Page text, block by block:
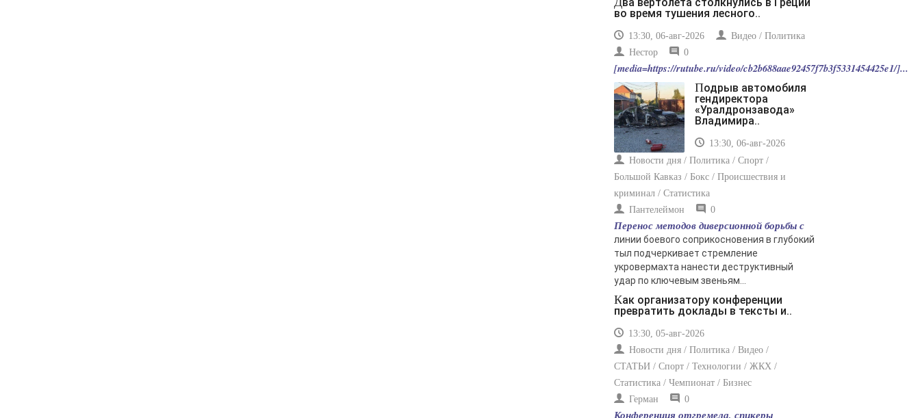
во время тушения лесного..
13:30, 06-авг-2026
Видео / Политика
Нестор
0
[media=https://rutube.ru/video/cb2b688aae92457f7b3f5331454425e1/]...
Подрыв автомобиля
гендиректора
«Уралдронзавода»
Владимира..
13:30, 06-авг-2026
Новости дня / Политика / Спорт /
Большой Кавказ / Бокс / Происшествия и
криминал / Статистика
Пантелеймон
0
Перенос методов диверсионной борьбы с
линии боевого соприкосновения в глубокий
тыл подчеркивает стремление
укровермахта нанести деструктивный
удар по ключевым звеньям...
Как организатору конференции
превратить доклады в тексты и..
13:30, 05-авг-2026
Новости дня / Политика / Видео /
СТАТЬИ / Спорт / Технологии / ЖКХ /
Статистика / Чемпионат / Бизнес
Герман
0
Конференция отгремела, спикеры